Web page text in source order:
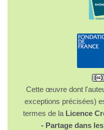
Cette œuvre dont
exceptions précisées)
termes de la Licence
- Partage dans